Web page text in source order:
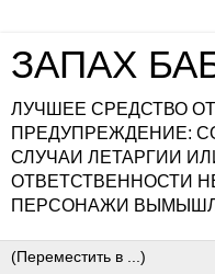
ЗАПАХ
ЛУЧШЕЕ СРЕДСТВО
ПРЕДУПРЕЖДЕНИЕ:
СЛУЧАИ ЛЕТАРГИИ
ОТВЕТСТВЕННОСТИ
ПЕРСОНАЖИ